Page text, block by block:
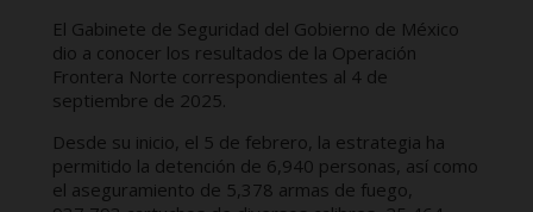
El Gabinete de Seguridad del Gobierno de México
dio a conocer los resultados de la Operación
Frontera Norte correspondientes al 4 de
septiembre de 2025.
Desde su inicio, el 5 de febrero, la estrategia ha
permitido la detención de 6,940 personas, así como
el aseguramiento de 5,378 armas de fuego,